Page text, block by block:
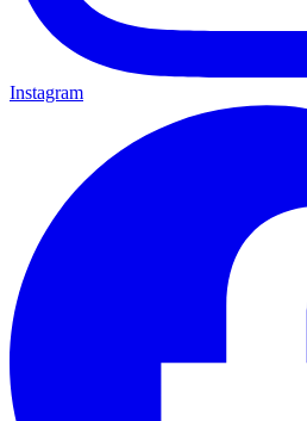
Instagram